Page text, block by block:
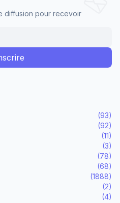
diffusion pour recevoir
(93)
(92)
(11)
(3)
(78)
(68)
(1888)
(2)
(4)